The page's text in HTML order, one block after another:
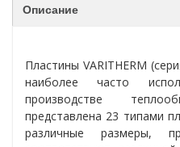
Описание
Пластины VARITHERM
наиболее часто
производстве
представлена 23 типами
различные размеры,